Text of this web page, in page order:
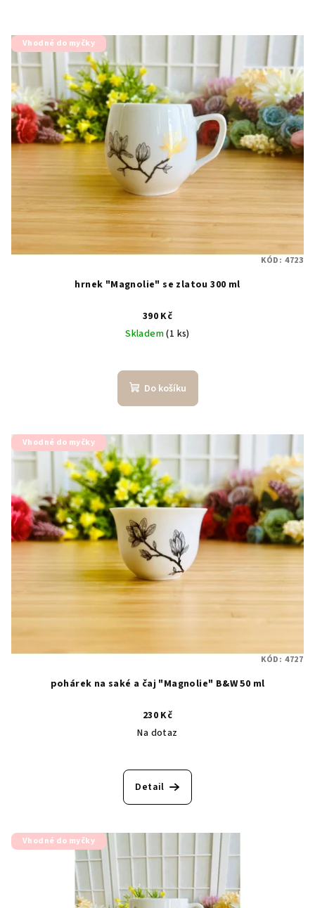
Vhodné do myčky
hrnek "Magnolie" se zlatou 300 ml
390 Kč
Skladem(1 ks)
Do košíku
KÓD: 4723
Vhodné do myčky
pohárek na saké a čaj "Magnolie" B&W 50 ml
230 Kč
Na dotaz
Detail
KÓD: 4727
Vhodné do myčky